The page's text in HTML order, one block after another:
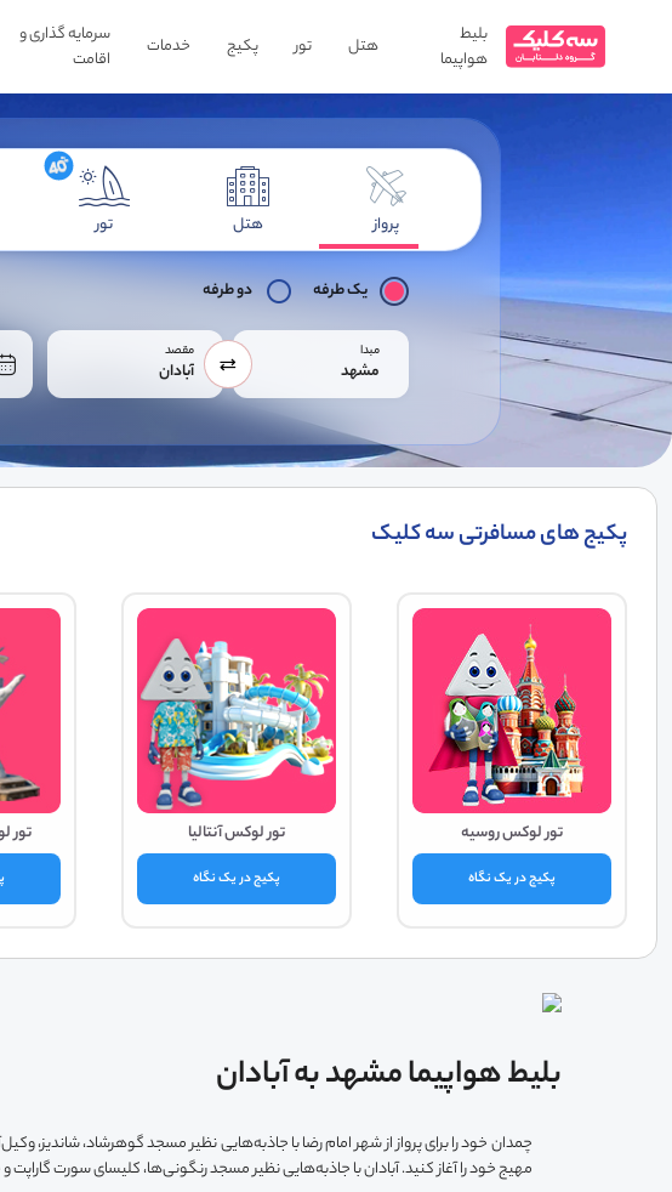
بلیط
هواپیما
هتل تور پکیج خدمات
سرمایه گذاری و
اقامت
پرواز هتل تور
یک طرفه دو طرفه
مبدا
مشهد
مقصد
آبادان
پکیج های مسافرتی سه کلیک
تور لوکس روسیه
پکیج در یک نگاه
تور لوکس آنتالیا
پکیج در یک نگاه
تور
بلیط هواپیما مشهد به آبادان
چمدان خود را برای پرواز از شهر امام رضا با جاذبه‌هایی نظیر مسجد گوهرشاد، شاندیز،
مهیج خود را آغاز کنید. آبادان با جاذبه‌هایی نظیر مسجد رنگونی‌ها، کلیسای سورت